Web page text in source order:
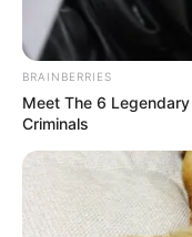
BRAINBERRIES
Meet The 6
Criminals